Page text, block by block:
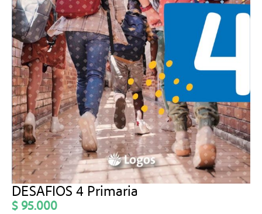
DESAFIOS 4 Primaria
$ 95.000